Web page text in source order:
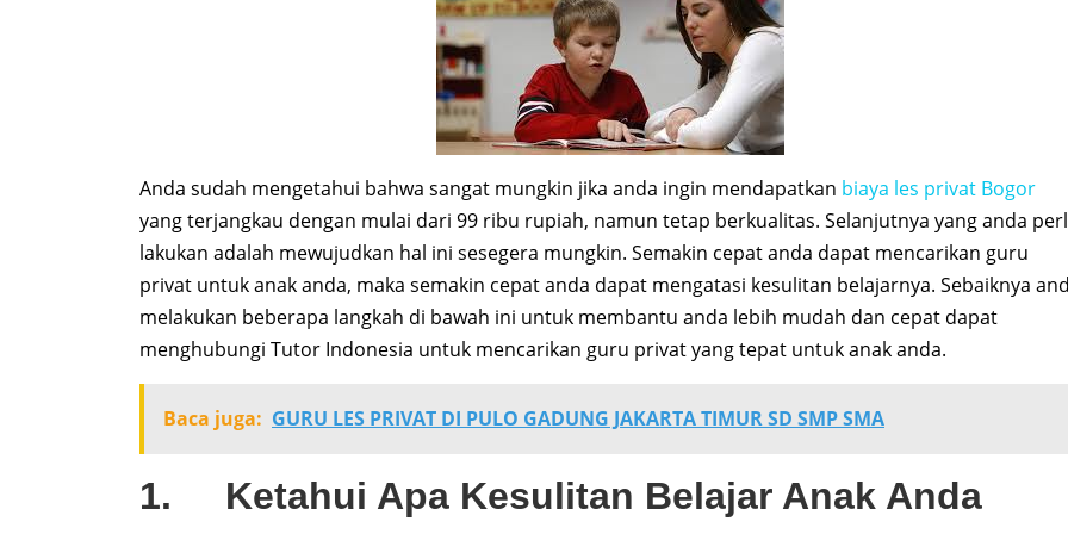
Anda sudah mengetahui bahwa sangat mungkin jika anda ingin mendapatkan biaya les privat Bogor
yang terjangkau dengan mulai dari 99 ribu rupiah, namun tetap berkualitas. Selanjutnya yang anda
lakukan adalah mewujudkan hal ini sesegera mungkin. Semakin cepat anda dapat mencarikan guru
privat untuk anak anda, maka semakin cepat anda dapat mengatasi kesulitan belajarnya. Sebaiknya
melakukan beberapa langkah di bawah ini untuk membantu anda lebih mudah dan cepat dapat
menghubungi Tutor Indonesia untuk mencarikan guru privat yang tepat untuk anak anda.
Baca juga: GURU LES PRIVAT DI PULO GADUNG JAKARTA TIMUR SD SMP SMA
1. Ketahui Apa Kesulitan Belajar Anak Anda